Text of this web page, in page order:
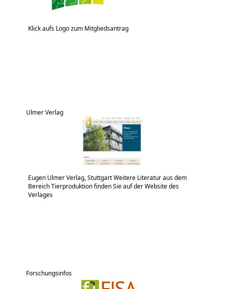
Klick aufs Logo zum Mitgliedsantrag
Ulmer Verlag
Eugen Ulmer Verlag, Stuttgart Weitere Literatur aus dem
Bereich Tierproduktion finden Sie auf der Website des
Verlages
Forschungsinfos